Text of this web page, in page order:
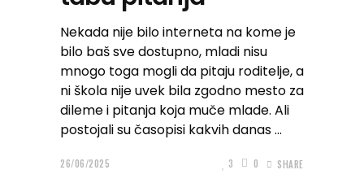
Nekada nije bilo interneta na kome je
bilo baš sve dostupno, mladi nisu
mnogo toga mogli da pitaju roditelje, a
ni škola nije uvek bila zgodno mesto za
dileme i pitanja koja muče mlade. Ali
postojali su časopisi kakvih danas
26/06/2025 3 0 SHARE